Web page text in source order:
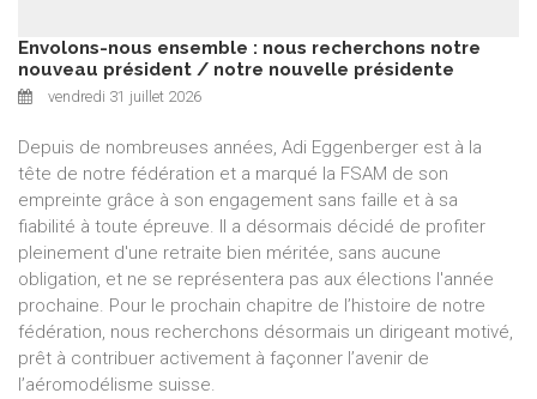
Envolons-nous ensemble : nous recherchons notre
nouveau président / notre nouvelle présidente
vendredi 31 juillet 2026
Depuis de nombreuses années, Adi Eggenberger est à la
tête de notre fédération et a marqué la FSAM de son
empreinte grâce à son engagement sans faille et à sa
fiabilité à toute épreuve. Il a désormais décidé de profiter
pleinement d'une retraite bien méritée, sans aucune
obligation, et ne se représentera pas aux élections l'année
prochaine. Pour le prochain chapitre de l’histoire de notre
fédération, nous recherchons désormais un dirigeant motivé,
prêt à contribuer activement à façonner l’avenir de
l’aéromodélisme suisse.